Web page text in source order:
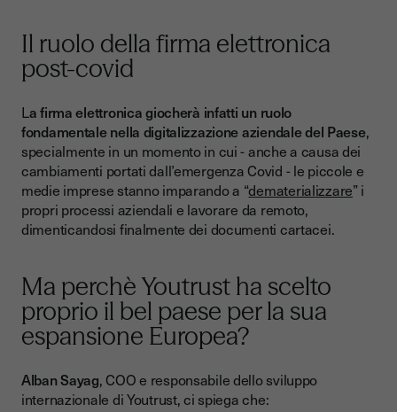
Il ruolo della firma elettronica
post-covid
La firma elettronica giocherà infatti un ruolo
fondamentale nella digitalizzazione aziendale del Paese,
specialmente in un momento in cui - anche a causa dei
cambiamenti portati dall’emergenza Covid - le piccole e
medie imprese stanno imparando a “dematerializzare” i
propri processi aziendali e lavorare da remoto,
dimenticandosi finalmente dei documenti cartacei.
Ma perchè Youtrust ha scelto
proprio il bel paese per la sua
espansione Europea?
Alban Sayag, COO e responsabile dello sviluppo
internazionale di Youtrust, ci spiega che: